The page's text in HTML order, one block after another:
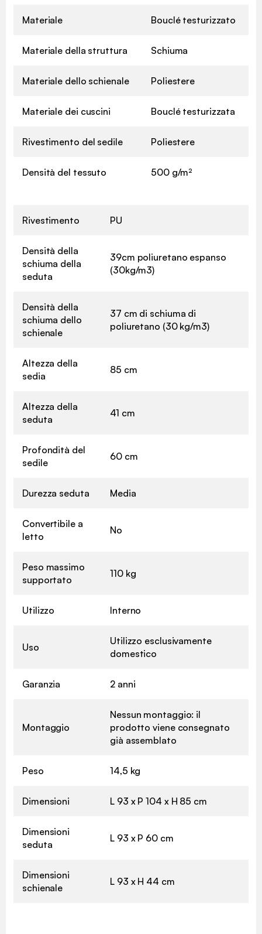
Materiale Bouclé testurizzato
Materiale della struttura Schiuma
Materiale dello schienale Poliestere
Materiale dei cuscini Bouclé testurizzata
Rivestimento del sedile Poliestere
Densità del tessuto 500 g/m²
Rivestimento PU
Densità della
schiuma della
seduta
39cm poliuretano espanso
(30kg/m3)
Densità della
schiuma dello
schienale
37 cm di schiuma di
poliuretano (30 kg/m3)
Altezza della
sedia
85 cm
Altezza della
seduta
41 cm
Profondità del
sedile
60 cm
Durezza seduta Media
Convertibile a
letto
No
Peso massimo
supportato
110 kg
Utilizzo Interno
Uso
Utilizzo esclusivamente
domestico
Garanzia 2 anni
Montaggio
Nessun montaggio: il
prodotto viene consegnato
già assemblato
Peso 14,5 kg
Dimensioni L 93 x P 104 x H 85 cm
Dimensioni
seduta
L 93 x P 60 cm
Dimensioni
schienale
L 93 x H 44 cm